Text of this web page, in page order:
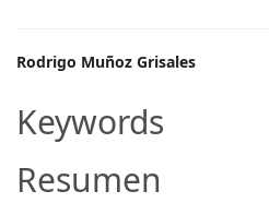
Main
Article
Content
Rodrigo Muñoz Grisales
Keywords
Resumen